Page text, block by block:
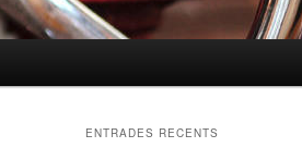
ENTRADES RECENTS